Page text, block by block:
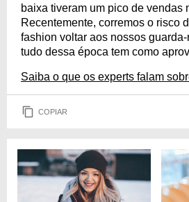
baixa tiveram um pico de vendas
Recentemente, corremos o risco
fashion voltar aos nossos
tudo dessa época tem como
Saiba o que os experts falam
COPIAR